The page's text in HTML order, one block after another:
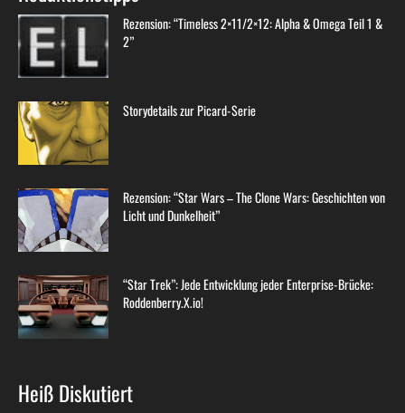
Rezension: “Timeless 2×11/2×12: Alpha & Omega Teil 1 &
2”
Storydetails zur Picard-Serie
Rezension: “Star Wars – The Clone Wars: Geschichten von
Licht und Dunkelheit”
“Star Trek”: Jede Entwicklung jeder Enterprise-Brücke:
Roddenberry.X.io!
Heiß Diskutiert